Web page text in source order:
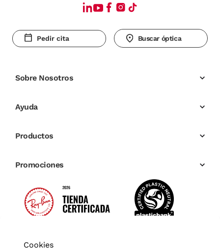
Pedir cita Buscar óptica
Sobre Nosotros
Ayuda
Productos
Promociones
Cookies